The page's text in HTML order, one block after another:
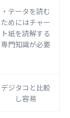
・テータを読む
ためにはチャー
ト紙を読解する
専門知識が必要
デジタコと比較
し容易